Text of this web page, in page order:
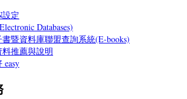
定
Databases)
暨資料庫聯盟查詢系統(E-books)
推薦與說明
easy